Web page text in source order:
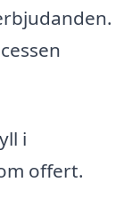
i
offert.